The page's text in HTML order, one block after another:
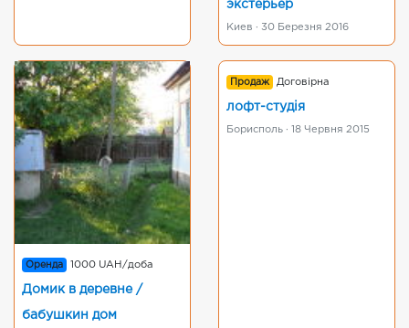
экстерьер
Киев · 30 Березня 2016
Оренда 1000 UAH/доба
Домик в деревне /
бабушкин дом
Продаж Договірна
лофт-студія
Борисполь · 18 Червня 2015